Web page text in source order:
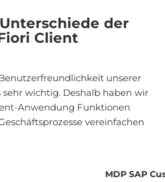
der
Client
unserer
wichtig. Deshalb haben wir
Anwendung Funktionen
vereinfachen
MDP SAP